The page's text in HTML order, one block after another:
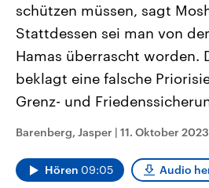
Landtagswahl Sachsen-Anhalt
2026
Alle Informationen
Sachsen-Anhalt wählt am 6.
September 2026 einen neuen
Landtag. Seit 2021 wird das
Bundesland von einer Koalition aus
Umfragen, Prognosen,
Wahlprogramme, aktuelle Berichte
und Kandidaten der anstehenden
Wahl.
schützen müssen, sagt
Stattdessen sei man von
Hamas überrascht worden.
beklagt eine falsche
Grenz- und
Barenberg, Jasper | 11. Oktober
Hören 09:05 Audio